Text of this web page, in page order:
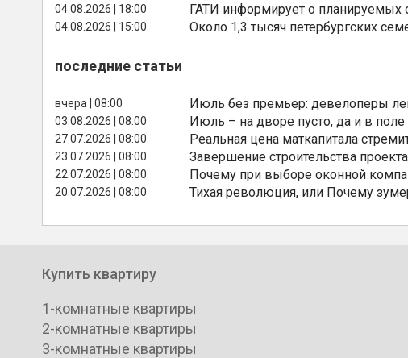
04.08.2026 | 18:00 ГАТИ информирует о планируемых
04.08.2026 | 15:00 Около 1,3 тысяч петербургских
последние статьи
вчера | 08:00 Июль без премьер: девелоперы
03.08.2026 | 08:00 Июль – на дворе пусто, да и в поле
27.07.2026 | 08:00 Реальная цена маткапитала
23.07.2026 | 08:00 Завершение строительства
22.07.2026 | 08:00 Почему при выборе оконной
20.07.2026 | 08:00 Тихая революция, или Почему
Купить квартиру
1-комнатные квартиры
2-комнатные квартиры
3-комнатные квартиры